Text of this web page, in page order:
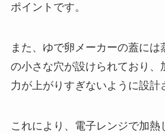
ポイントです。
また、ゆで卵メーカーの蓋には
の小さな穴が設けられており、
力が上がりすぎないように設計
これにより、電子レンジで加熱